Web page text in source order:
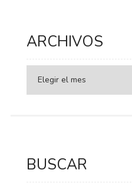
ARCHIVOS
BUSCAR